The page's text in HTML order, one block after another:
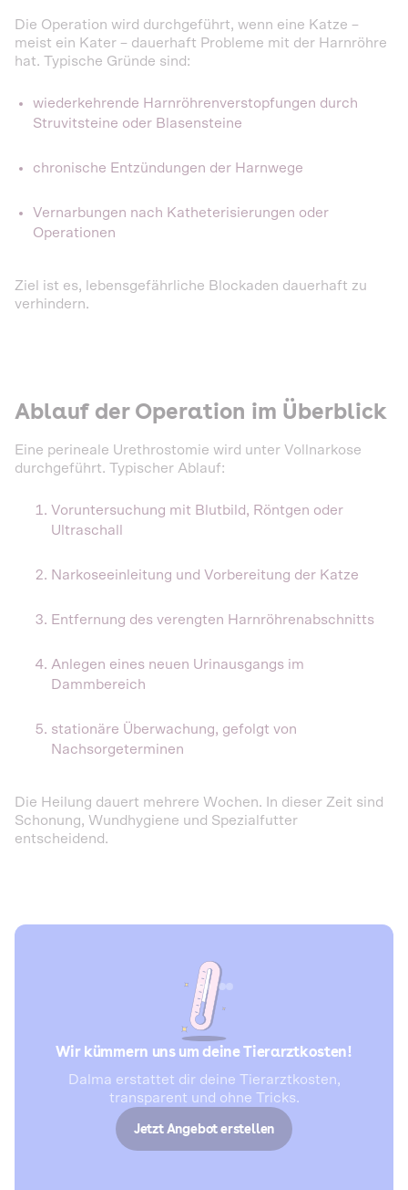
Die Operation wird durchgeführt, wenn eine Katze –
meist ein Kater – dauerhaft Probleme mit der Harnröhre
hat. Typische Gründe sind:
wiederkehrende Harnröhrenverstopfungen durch
Struvitsteine oder Blasensteine
chronische Entzündungen der Harnwege
Vernarbungen nach Katheterisierungen oder
Operationen
Ziel ist es, lebensgefährliche Blockaden dauerhaft zu
verhindern.
Ablauf der Operation im Überblick
Eine perineale Urethrostomie wird unter Vollnarkose
durchgeführt. Typischer Ablauf:
Voruntersuchung mit Blutbild, Röntgen oder
Ultraschall
Narkoseeinleitung und Vorbereitung der Katze
Entfernung des verengten Harnröhrenabschnitts
Anlegen eines neuen Urinausgangs im
Dammbereich
stationäre Überwachung, gefolgt von
Nachsorgeterminen
Die Heilung dauert mehrere Wochen. In dieser Zeit sind
Schonung, Wundhygiene und Spezialfutter
entscheidend.
Wir kümmern uns um deine Tierarztkosten!
Dalma erstattet dir deine Tierarztkosten,
transparent und ohne Tricks.
Jetzt Angebot erstellen